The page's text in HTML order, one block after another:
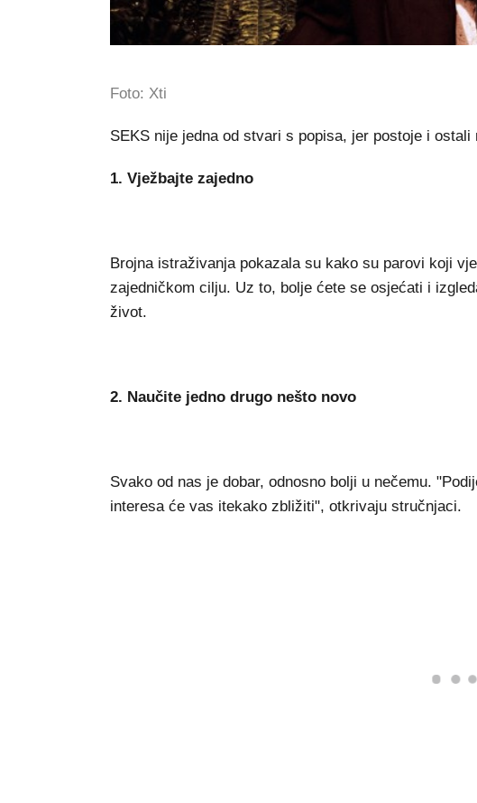
Foto: Xti
SEKS nije jedna od stvari s popisa, jer postoje i ostali
1. Vježbajte zajedno
Brojna istraživanja pokazala su kako su parovi koji
zajedničkom cilju. Uz to, bolje ćete se osjećati i
život.
2. Naučite jedno drugo nešto novo
Svako od nas je dobar, odnosno bolji u nečemu.
interesa će vas itekako zbližiti", otkrivaju stručnjaci.